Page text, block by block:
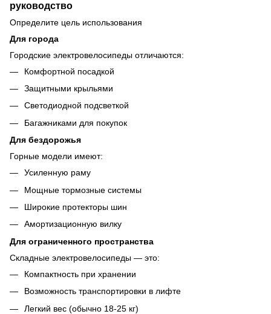
руководство
Определите цель использования
Для города
Городские электровелосипеды отличаются:
Комфортной посадкой
Защитными крыльями
Светодиодной подсветкой
Багажниками для покупок
Для бездорожья
Горные модели имеют:
Усиленную раму
Мощные тормозные системы
Широкие протекторы шин
Амортизационную вилку
Для ограниченного пространства
Складные электровелосипеды — это:
Компактность при хранении
Возможность транспортировки в лифте
Легкий вес (обычно 18-25 кг)